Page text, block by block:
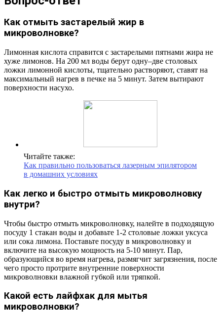
Как отмыть застарелый жир в
микроволновке?
Лимонная кислота справится с застарелыми пятнами жира не
хуже лимонов. На 200 мл воды берут одну–две столовых
ложки лимонной кислоты, тщательно растворяют, ставят на
максимальный нагрев в печке на 5 минут. Затем вытирают
поверхности насухо.
Читайте также:
Как правильно пользоваться лазерным эпилятором
в домашних условиях
Как легко и быстро отмыть микроволновку
внутри?
Чтобы быстро отмыть микроволновку, налейте в подходящую
посуду 1 стакан воды и добавьте 1-2 столовые ложки уксуса
или сока лимона. Поставьте посуду в микроволновку и
включите на высокую мощность на 5-10 минут. Пар,
образующийся во время нагрева, размягчит загрязнения, после
чего просто протрите внутренние поверхности
микроволновки влажной губкой или тряпкой.
Какой есть лайфхак для мытья
микроволновки?